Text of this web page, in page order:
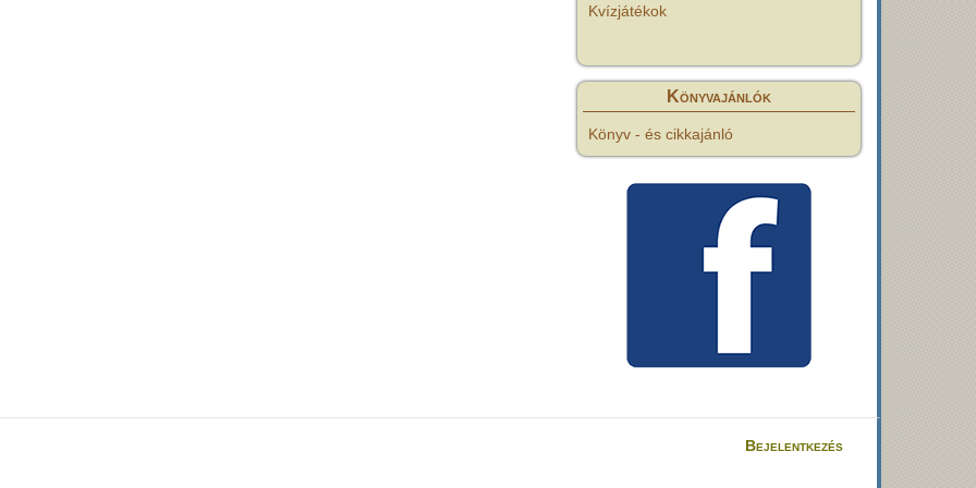
Kvízjátékok
Könyvajánlók
Könyv - és cikkajánló
Bejelentkezés